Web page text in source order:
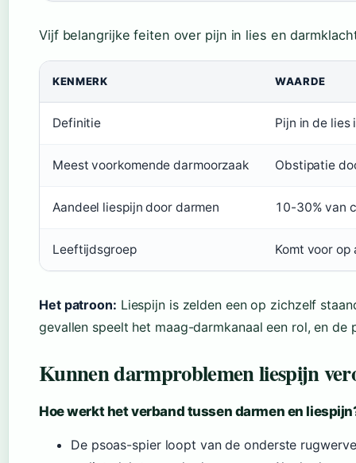
Vijf belangrijke feiten over pijn in lies en
KENMERK WAARDE
Definitie Pijn in de lies
Meest voorkomende darmoorzaak Obstipatie
Aandeel liespijn door darmen 10-30% van
Leeftijdsgroep Komt voor
Het patroon: Liespijn is zelden een op zichzelf
gevallen speelt het maag-darmkanaal een rol, en
Kunnen darmproblemen liespijn
Hoe werkt het verband tussen darmen en
De psoas-spier loopt van de onderste